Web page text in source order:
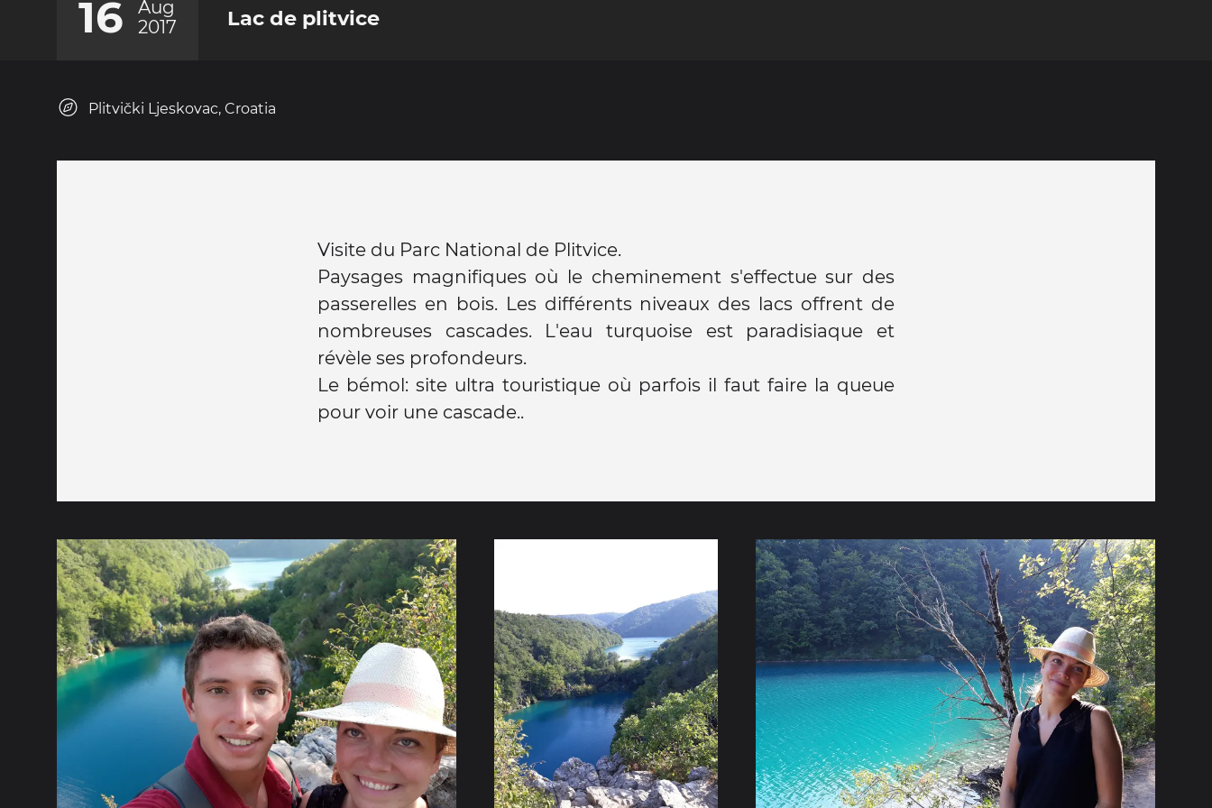
16
Aug
2017
Lac de plitvice
Plitvički Ljeskovac, Croatia
Visite du Parc National de Plitvice.
Paysages magnifiques où le cheminement s'effectue sur des
passerelles en bois. Les différents niveaux des lacs offrent de
nombreuses cascades. L'eau turquoise est paradisiaque et
révèle ses profondeurs.
Le bémol: site ultra touristique où parfois il faut faire la queue
pour voir une cascade..